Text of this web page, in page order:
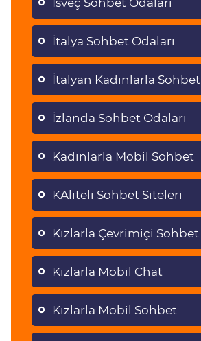
İsveç Sohbet Odaları
İtalya Sohbet Odaları
İtalyan Kadınlarla Sohbet
İzlanda Sohbet Odaları
Kadınlarla Mobil Sohbet
KAliteli Sohbet Siteleri
Kızlarla Çevrimiçi Sohbet
Kızlarla Mobil Chat
Kızlarla Mobil Sohbet